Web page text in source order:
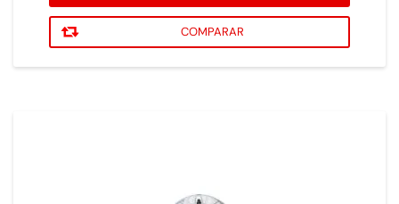
COMPARAR